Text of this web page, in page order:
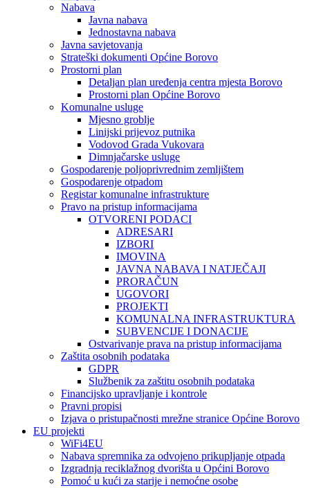
Nabava
Javna nabava
Jednostavna nabava
Javna savjetovanja
Strateški dokumenti Općine Borovo
Prostorni plan
Detaljan plan uređenja centra mjesta Borovo
Prostorni plan Općine Borovo
Komunalne usluge
Mjesno groblje
Linijski prijevoz putnika
Vodovod Grada Vukovara
Dimnjačarske usluge
Gospodarenje poljoprivrednim zemljištem
Gospodarenje otpadom
Registar komunalne infrastrukture
Pravo na pristup informacijama
OTVORENI PODACI
ADRESARI
IZBORI
IMOVINA
JAVNA NABAVA I NATJEČAJI
PRORAČUN
UGOVORI
PROJEKTI
KOMUNALNA INFRASTRUKTURA
SUBVENCIJE I DONACIJE
Ostvarivanje prava na pristup informacijama
Zaštita osobnih podataka
GDPR
Službenik za zaštitu osobnih podataka
Financijsko upravljanje i kontrole
Pravni propisi
Izjava o pristupačnosti mrežne stranice Općine Borovo
EU projekti
WiFi4EU
Nabava spremnika za odvojeno prikupljanje otpada
Izgradnja reciklažnog dvorišta u Općini Borovo
Pomoć u kući za starije i nemoćne osobe